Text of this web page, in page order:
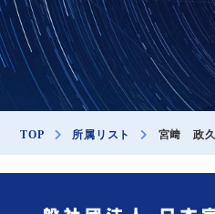
TOP 所属リスト 宮﨑 政久